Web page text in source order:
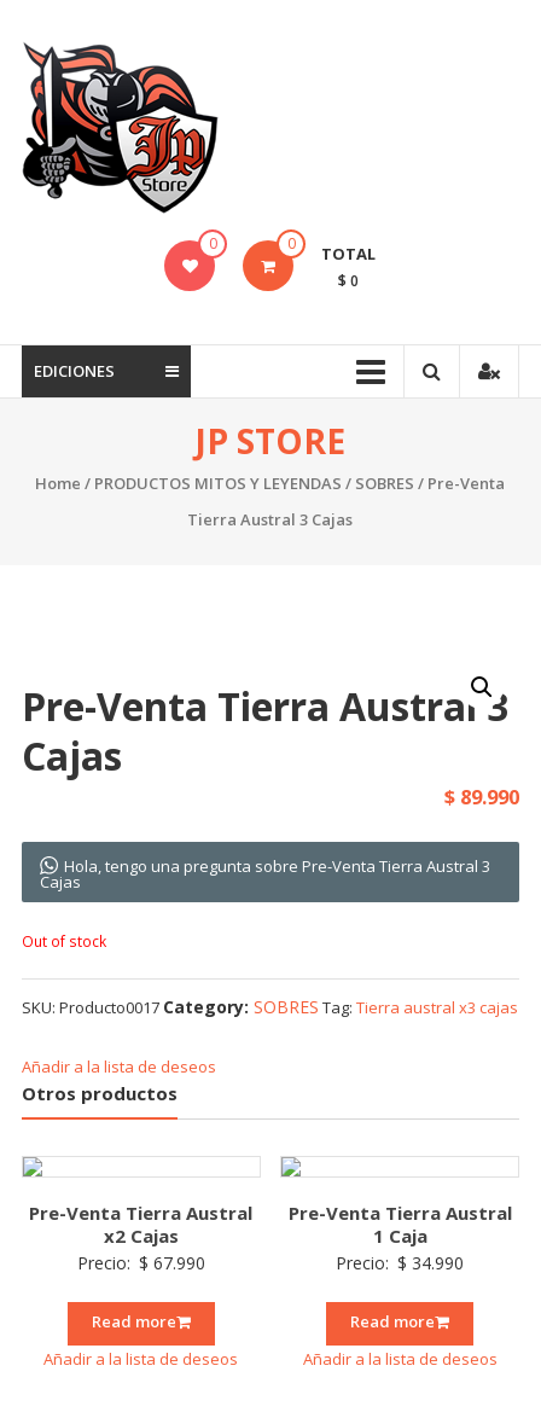
contenido
Cartas
Leyendas
y
0 0 TOTAL
$ 0
EDICIONES
JP STORE
Home / PRODUCTOS MITOS Y LEYENDAS / SOBRES / Pre-Venta
Tierra Austral 3 Cajas
Pre-Venta Tierra Austral 3
Cajas
$ 89.990
Hola, tengo una pregunta sobre Pre-Venta Tierra Austral 3
Cajas
Out of stock
SKU: Producto0017 Category: SOBRES Tag: Tierra austral x3 cajas
Añadir a la lista de deseos
Otros productos
Pre-Venta Tierra Austral
x2 Cajas
Precio: $ 67.990
Read more
Añadir a la lista de deseos
Pre-Venta Tierra Austral
1 Caja
Precio: $ 34.990
Read more
Añadir a la lista de deseos